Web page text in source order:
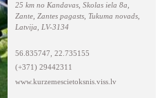
25 km no Kandavas, Skolas iela 8a,
Zante, Zantes pagasts, Tukuma novads,
Latvija, LV-3134
56.835747, 22.735155
(+371) 29442311
www.kurzemescietoksnis.viss.lv